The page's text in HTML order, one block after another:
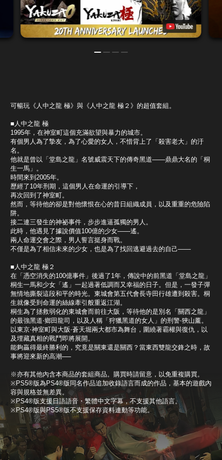
可暢玩《人中之龍 極》與《人中之龍 極２》的超值套組。
■人中之龍 極
1995年，在神室町這個充滿欲望與暴力的城市。
有個男人為了摯友，為了心愛的女人，不惜背上了「殺害老大」的汙
名。
他就是曾以「堂島之龍」名號威震天下的傳奇黑道——鼎鼎大名的「桐
生一馬」。
時間來到2005年。
歷經了10年刑期，這個男人在命運的引導下，
再次回到了神室町。
然而，等待他的卻是對他懷恨在心的昔日組織成員，以及重重的危險陷
阱。
接二連三發生的神祕事件，步步進逼孤獨的男人。
此時，他遇見了據說價值100億的少女——遙。
兩人命運交會之際，男人誓言挺身而戰。
不僅是為了相信未來的少女，也是為了找回逃避過去的自己——
■人中之龍 極２
在「憑空消失的100億事件」後過了1年，傳說中的前黑道「堂島之龍」
桐生一馬和少女「遙」一起過著低調而又幸福的日子。但是，一發子彈
無情地撕裂這段和平的時光。東城會第五代會長寺田行雄遭到殺害。桐
生就像受到命運的絲線牽引般重返江湖。
桐生為了拯救弱化的東城會而前往大阪，等待他的是別名「關西之龍」
的最強黑道‧鄉田龍司，以及人稱「狩獵黑道的女人」的刑警‧狹山薰。
以東京‧神室町與大阪‧蒼天堀兩大都市為舞台，圍繞著霸權與復仇，以
及埋藏真相的戰鬥即將展開。
能夠贏得最終勝利的，究竟是關東還是關西？當東西雙龍交鋒之時，故
事將迎來新的高潮──
※亦有其他內含本商品的套組商品。購買時請留意，以免重複購買。
※PS5®版為PS4®版同名作品追加收錄語言而成的作品，基本的遊戲內
容與規格並無差異。
※PS4®版支援日語語音・繁體中文字幕，不支援其他語言。
※PS4®版與PS5®版不支援保存資料連動等功能。